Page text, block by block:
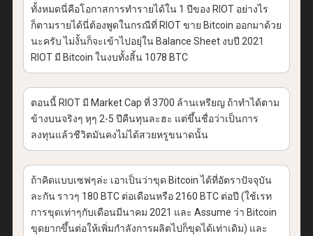
ทั้งหมดนี่คือโอกาสการทำรายได้ใน 1 ปีของ RIOT อย่างไร
ก็ตามรายได้นี่ต้องพูดในกรณีที่ RIOT ขาย Bitcoin ออกมาด้วย
นะครับ ไม่งั้นก็จะเข้าไปอยุ่ใน Balance Sheet งบปี 2021
RIOT มี Bitcoin ในงบทั้งสิ้น 1078 BTC
ตอนนี้ RIOT มี Market Cap ที่ 3700 ล้านเหรียญ ถ้าทำได้ตาม
ข้างบนจริงๆ หุๆ 2-5 ปีคืนทุนละฮะ แต่ขึ้นชื่อว่าเป็นการ
ลงทุนแล้วชีวิตมันคงไม่ได้สวยหรูขนาดนั้น
ถ้าคิดแบบเซฟๆล่ะ เอาเป็นว่าขุด Bitcoin ได้ที่อัตราปัจจุบัน
ละกัน ราวๆ 180 BTC ต่อเดือนหรือ 2160 BTC ต่อปี (ใช้เรท
การขุดเท่าๆกับเดือนมีนาคม 2021 และ Assume ว่า Bitcoin
ขุดยากขึ้นต่อให้เพิ่มกำลังการผลิตไปก็ขุดได้เท่าเดิม) และ